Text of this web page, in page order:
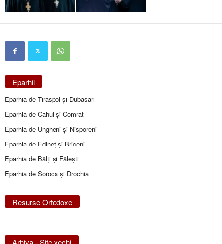
Eparhii
Eparhia de Tiraspol și Dubăsari
Eparhia de Cahul și Comrat
Eparhia de Ungheni și Nisporeni
Eparhia de Edineţ şi Briceni
Eparhia de Bălţi şi Făleşti
Eparhia de Soroca și Drochia
Resurse Ortodoxe
Arhiva - Site vechi